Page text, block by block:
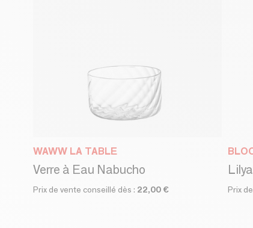
WAWW LA TABLE
Verre à Eau Nabucho
Prix de vente conseillé dès : 22,00 € Prix